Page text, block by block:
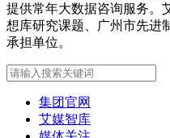
提供常年大数据咨询服务。
想库研究课题、广州市先进
承担单位。
集团官网
艾媒智库